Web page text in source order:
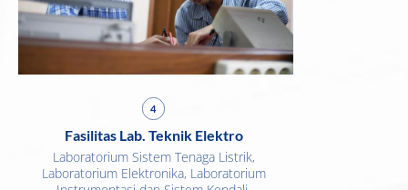
4
Fasilitas Lab. Teknik Elektro
Laboratorium Sistem Tenaga Listrik,
Laboratorium Elektronika, Laboratorium